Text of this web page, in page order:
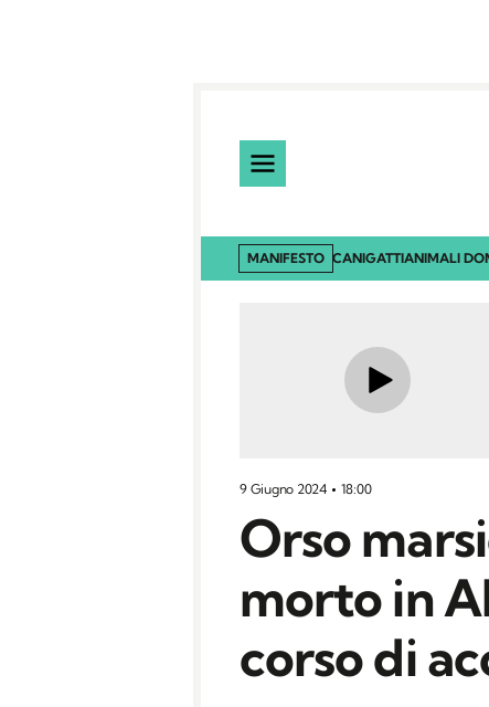
MANIFESTO CANIGATTIANIMALI
9 Giugno 2024 18:00
Orso
morto in
corso di